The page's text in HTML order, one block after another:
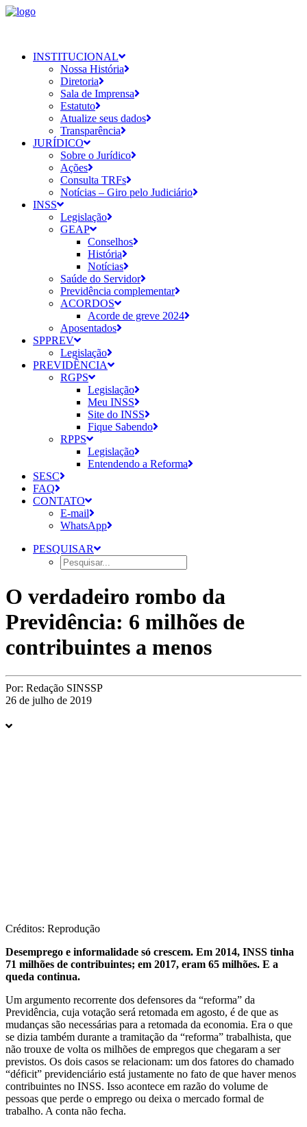
INSTITUCIONAL
Nossa História
Diretoria
Sala de Imprensa
Estatuto
Atualize seus dados
Transparência
JURÍDICO
Sobre o Jurídico
Ações
Consulta TRFs
Notícias – Giro pelo Judiciário
INSS
Legislação
GEAP
Conselhos
História
Notícias
Saúde do Servidor
Previdência complementar
ACORDOS
Acorde de greve 2024
Aposentados
SPPREV
Legislação
PREVIDÊNCIA
RGPS
Legislação
Meu INSS
Site do INSS
Fique Sabendo
RPPS
Legislação
Entendendo a Reforma
SESC
FAQ
CONTATO
E-mail
WhatsApp
PESQUISAR
O verdadeiro rombo da
Previdência: 6 milhões de
contribuintes a menos
Por: Redação SINSSP
26 de julho de 2019
Créditos: Reprodução
Desemprego e informalidade só crescem. Em 2014, INSS tinha
71 milhões de contribuintes; em 2017, eram 65 milhões. E a
queda continua.
Um argumento recorrente dos defensores da “reforma” da
Previdência, cuja votação será retomada em agosto, é de que as
mudanças são necessárias para a retomada da economia. Era o que
se dizia também durante a tramitação da “reforma” trabalhista, que
não trouxe de volta os milhões de empregos que chegaram a ser
previstos. Os dois casos se relacionam: um dos fatores do chamado
“déficit” previdenciário está justamente no fato de que haver menos
contribuintes no INSS. Isso acontece em razão do volume de
pessoas que perde o emprego ou deixa o mercado formal de
trabalho. A conta não fecha.